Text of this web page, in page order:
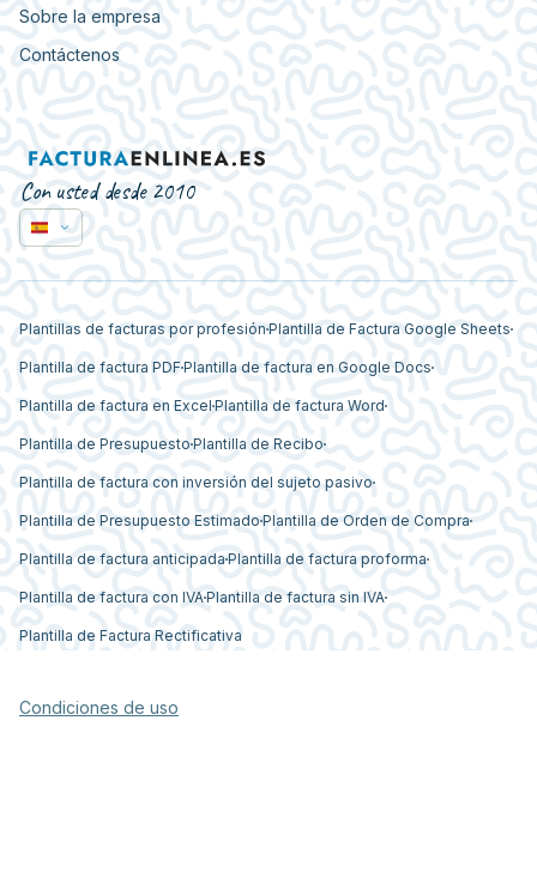
Sobre la empresa
Contáctenos
Con usted desde 2010
Plantillas de facturas por profesión Plantilla de Factura Google Sheets
Plantilla de factura PDFPlantilla de factura en Google Docs
Plantilla de factura en Excel Plantilla de factura Word
Plantilla de Presupuesto Plantilla de Recibo
Plantilla de factura con inversión del sujeto pasivo
Plantilla de Presupuesto Estimado Plantilla de Orden de Compra
Plantilla de factura anticipada Plantilla de factura proforma
Plantilla de factura con IVA Plantilla de factura sin IVA
Plantilla de Factura Rectificativa
Condiciones de uso